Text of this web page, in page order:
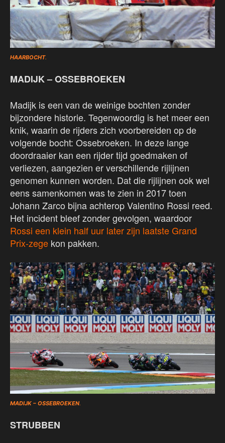
HAARBOCHT.
MADIJK – OSSEBROEKEN
Madijk is een van de weinige bochten zonder
bijzondere historie. Tegenwoordig is het meer een
knik, waarin de rijders zich voorbereiden op de
volgende bocht: Ossebroeken. In deze lange
doordraaier kan een rijder tijd goedmaken of
verliezen, aangezien er verschillende rijlijnen
genomen kunnen worden. Dat die rijlijnen ook wel
eens samenkomen was te zien in 2017 toen
Johann Zarco bijna achterop Valentino Rossi reed.
Het incident bleef zonder gevolgen, waardoor
Rossi een klein half uur later zijn laatste Grand
Prix-zege kon pakken.
MADIJK – OSSEBROEKEN.
STRUBBEN